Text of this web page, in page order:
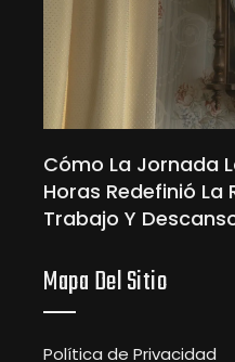
Cómo La Jornada
Horas Redefinió La
Trabajo Y
Mapa Del Sitio
Política de Privacidad